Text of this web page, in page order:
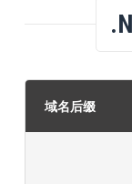
域名后缀